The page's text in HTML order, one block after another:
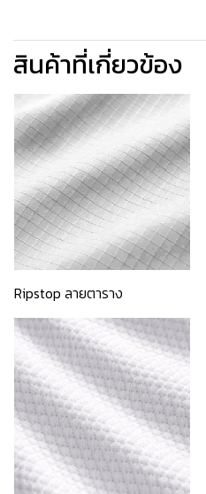
สินค้าที่เกี่ยวข้อง
Ripstop ลายตาราง